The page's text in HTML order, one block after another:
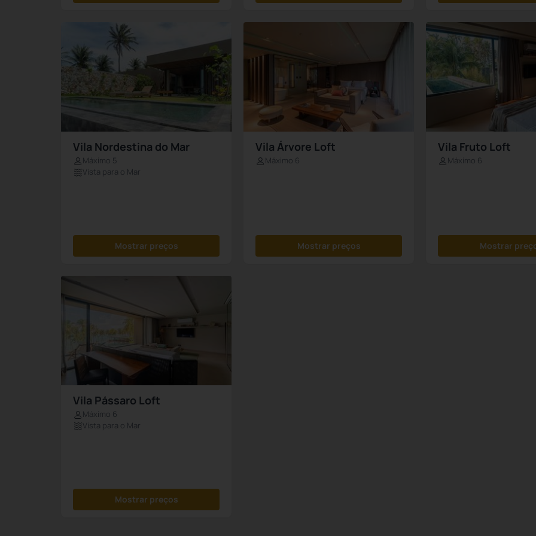
Vila Nordestina do Mar
Máximo 5
Vista para o Mar
Mostrar preços
Vila Árvore Loft
Máximo 6
Mostrar preços
Vila Fruto Loft
Máximo 6
Mostrar
Vila Pássaro Loft
Máximo 6
Vista para o Mar
Mostrar preços